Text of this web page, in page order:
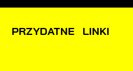
PRZYDATNE LINKI